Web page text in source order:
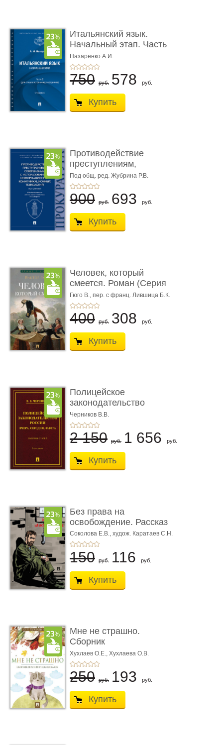
Итальянский язык.
Начальный этап. Часть
2. Учеб� ...
Назаренко А.И.
750 руб. 578 руб.
Купить
Противодействие
преступлениям,
совершаемым с ...
Под общ. ред. Жубрина Р.В.
900 руб. 693 руб.
Купить
Человек, который
смеется. Роман (Серия
«Роман с ...
Гюго В., пер. с франц. Лившица Б.К.
400 руб. 308 руб.
Купить
Полицейское
законодательство
России: вчера, с� ...
Черников В.В.
2 150 руб. 1 656 руб.
Купить
Без права на
освобождение. Рассказ
Соколова Е.В., худож. Каратаев С.Н.
150 руб. 116 руб.
Купить
Мне не страшно.
Сборник
терапевтических
сказо� ...
Хухлаев О.Е., Хухлаева О.В.
250 руб. 193 руб.
Купить